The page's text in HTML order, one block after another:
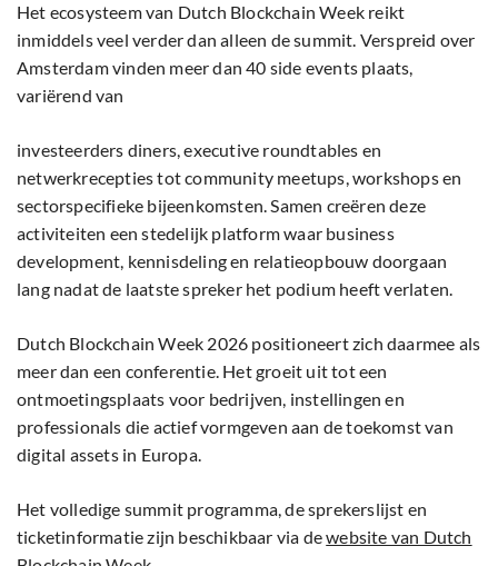
Het ecosysteem van Dutch Blockchain Week reikt
inmiddels veel verder dan alleen de summit. Verspreid over
Amsterdam vinden meer dan 40 side events plaats,
variërend van
investeerders diners, executive roundtables en
netwerkrecepties tot community meetups, workshops en
sectorspecifieke bijeenkomsten. Samen creëren deze
activiteiten een stedelijk platform waar business
development, kennisdeling en relatieopbouw doorgaan
lang nadat de laatste spreker het podium heeft verlaten.
Dutch Blockchain Week 2026 positioneert zich daarmee als
meer dan een conferentie. Het groeit uit tot een
ontmoetingsplaats voor bedrijven, instellingen en
professionals die actief vormgeven aan de toekomst van
digital assets in Europa.
Het volledige summit programma, de sprekerslijst en
ticketinformatie zijn beschikbaar via dewebsite van Dutch